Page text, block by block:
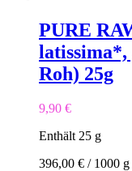
PURE
latissima*,
Roh) 25g
9,90 €
Enthält 25 g
396,00 € / 1000 g